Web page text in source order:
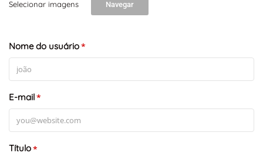
Selecionar imagens Navegar
Nome do usuário*
E-mail*
Título*